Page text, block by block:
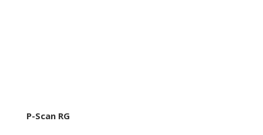
P-Scan RG